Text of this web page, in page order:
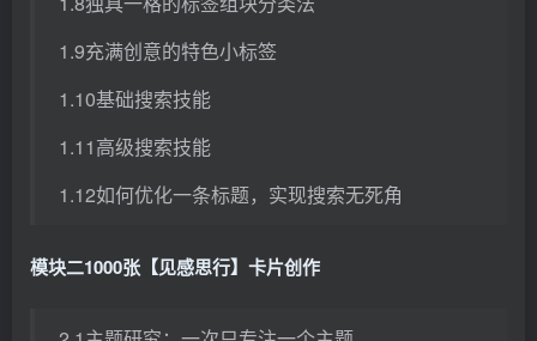
1.9充满创意的特色小标签
1.10基础搜索技能
1.11高级搜索技能
1.12如何优化一条标题，实现搜索无死角
模块二1000张【见感思行】卡片创作